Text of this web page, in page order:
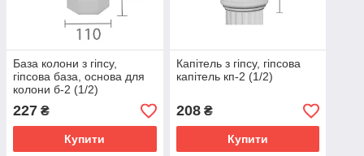
База колони з гіпсу,
гіпсова база, основа для
колони б-2 (1/2)
227 ₴
Купити
Капітель з гіпсу, гіпсова
капітель кп-2 (1/2)
208₴
Купити